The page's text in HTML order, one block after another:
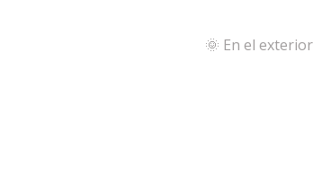
🌞 En el